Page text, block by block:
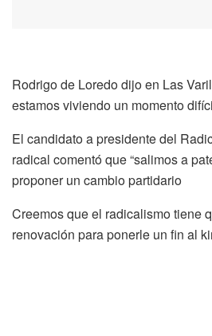
Rodrigo de Loredo dijo en Las
estamos viviendo un momento
El candidato a presidente del
radical comentó que “salimos a
proponer un cambio partidario
Creemos que el radicalismo tiene
renovación para ponerle un fin al